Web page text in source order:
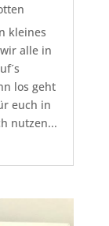
kleines
alle in
los geht
euch in
nutzen...